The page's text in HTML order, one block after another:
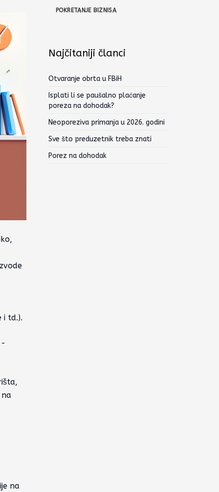
i td.).
-
na
POKRETANJE BIZNISA
Najčitaniji članci
Otvaranje obrta u FBiH
Isplati li se paušalno plaćanje
poreza na dohodak?
Neoporeziva primanja u 2026. godini
Sve što preduzetnik treba znati
Porez na dohodak